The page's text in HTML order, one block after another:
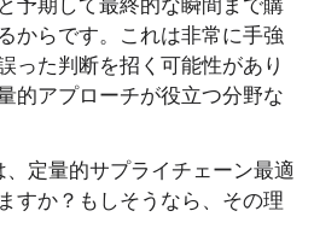
からです。これは非常に手強
った判断を招く可能性があり
的アプローチが役立つ分野な
、定量的サプライチェーン最適
すか？もしそうなら、その理